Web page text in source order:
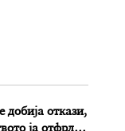
добија откази,
ја отфрли